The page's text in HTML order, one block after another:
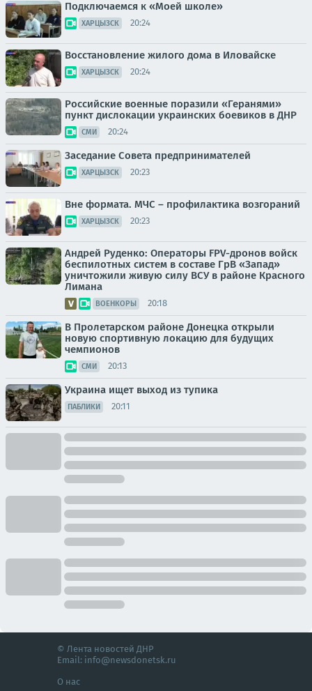
Подключаемся к «Моей школе»
ХАРЦЫЗСК 20:24
Восстановление жилого дома в Иловайске
ХАРЦЫЗСК 20:24
Российские военные поразили «Геранями»
пункт дислокации украинских боевиков в ДНР
СМИ 20:24
Заседание Совета предпринимателей
ХАРЦЫЗСК 20:23
Вне формата. МЧС – профилактика возгораний
ХАРЦЫЗСК 20:23
Андрей Руденко: Операторы FPV-дронов войск
беспилотных систем в составе ГрВ «Запад»
уничтожили живую силу ВСУ в районе Красного
Лимана
ВОЕНКОРЫ 20:18
В Пролетарском районе Донецка открыли
новую спортивную локацию для будущих
чемпионов
СМИ 20:13
Украина ищет выход из тупика
ПАБЛИКИ 20:11
© Лента новостей ДНР
Email: info@newsdonetsk.ru
О нас